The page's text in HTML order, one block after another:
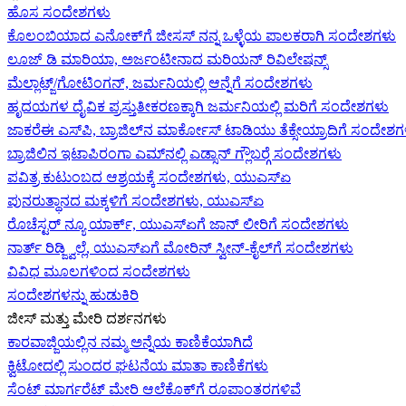
ಹೊಸ ಸಂದೇಶಗಳು
ಕೊಲಂಬಿಯಾದ ಎನೋಕ್‍ಗೆ ಜೀಸಸ್ ನನ್ನ ಒಳ್ಳೆಯ ಪಾಲಕರಾಗಿ ಸಂದೇಶಗಳು
ಲೂಜ್ ಡಿ ಮಾರಿಯಾ, ಅರ್ಜಂಟೀನಾದ ಮರಿಯನ್ ರಿವಿಲೇಷನ್ಸ್
ಮೆಲ್ಲಾಟ್ಜ್/ಗೋಟಿಂಗನ್, ಜರ್ಮನಿಯಲ್ಲಿ ಆನ್ನೆಗೆ ಸಂದೇಶಗಳು
ಹೃದಯಗಳ ದೈವಿಕ ಪ್ರಸ್ತುತೀಕರಣಕ್ಕಾಗಿ ಜರ್ಮನಿಯಲ್ಲಿ ಮರಿಗೆ ಸಂದೇಶಗಳು
ಜಾಕರೆಈ ಎಸ್‌ಪಿ, ಬ್ರಾಜಿಲ್‌ನ ಮಾರ್ಕೋಸ್ ಟಾಡಿಯು ತೆಕ್ಸೇಯ್ರಾದಿಗೆ
ಬ್ರಾಜಿಲಿನ ಇಟಾಪಿರಂಗಾ ಎಮ್‌ನಲ್ಲಿ ಎಡ್ಸಾನ್ ಗ್ಲೌಬರ್‍ಗೆ ಸಂದೇಶಗಳು
ಪವಿತ್ರ ಕುಟುಂಬದ ಆಶ್ರಯಕ್ಕೆ ಸಂದೇಶಗಳು, ಯುಎಸ್‌ಏ
ಪುನರುತ್ಥಾನದ ಮಕ್ಕಳಿಗೆ ಸಂದೇಶಗಳು, ಯುಎಸ್‌ಏ
ರೊಚೆಸ್ಟರ್ ನ್ಯೂ ಯಾರ್ಕ್, ಯುಎಸ್‌ಏ‍ಗೆ ಜಾನ್ ಲೀರಿ‍ಗೆ ಸಂದೇಶಗಳು
ನಾರ್ತ್ ರಿಡ್ಜ್ವಿಲ್ಲೆ, ಯುಎಸ್‌ಏ‍ಗೆ ಮೋರಿನ್ ಸ್ವೀನ್-ಕೈಲ್‍ಗೆ ಸಂದೇಶಗಳು
ವಿವಿಧ ಮೂಲಗಳಿಂದ ಸಂದೇಶಗಳು
ಸಂದೇಶಗಳನ್ನು ಹುಡುಕಿರಿ
ಜೀಸ್‌ ಮತ್ತು ಮೇರಿ ದರ್ಶನಗಳು
ಕಾರವಾಜ್ಜಿಯಲ್ಲಿನ ನಮ್ಮ ಅನ್ನೆಯ ಕಾಣಿಕೆಯಾಗಿದೆ
ಕ್ವಿಟೋದಲ್ಲಿ ಸುಂದರ ಘಟನೆಯ ಮಾತಾ ಕಾಣಿಕೆಗಳು
ಸೆಂಟ್ ಮಾರ್ಗರೆಟ್ ಮೇರಿ ಆಲೆಕೊಕ್‌ಗೆ ರೂಪಾಂತರಗಳಿವೆ